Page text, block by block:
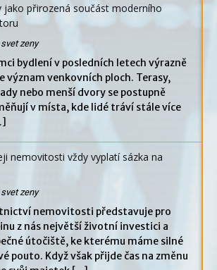
jako přirozená součást moderního
svet zeny
bydlení v posledních letech výrazně
význam venkovních ploch. Terasy,
nebo menší dvory se postupně
v místa, kde lidé tráví stále více
nemovitosti vždy vyplatí sázka na
svet zeny
nemovitosti představuje pro
z nás největší životní investici a
útočiště, ke kterému máme silné
pouto. Když však přijde čas na změnu